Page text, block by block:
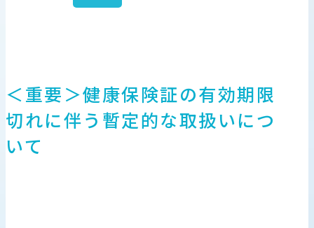
＜重要＞健康保険証の有効期限
切れに伴う暫定的な取扱いにつ
いて